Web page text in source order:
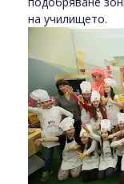
на училището.